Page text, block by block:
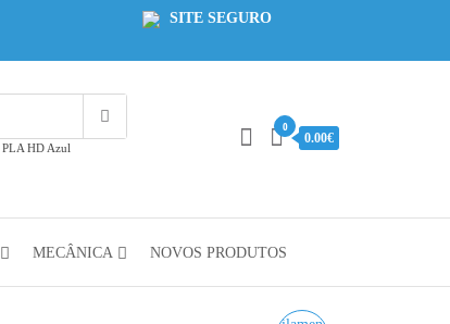
SITE SEGURO
PLA HD Azul
0
0.00€
MECÂNICA NOVOS PRODUTOS